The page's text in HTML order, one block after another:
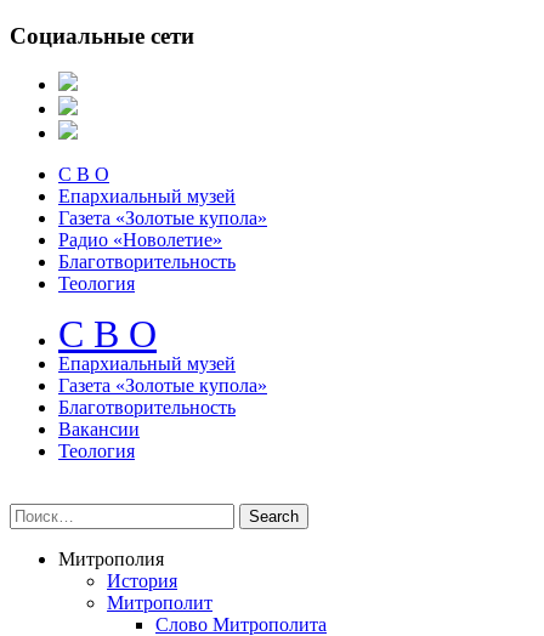
Социальные сети
С В О
Епархиальный музей
Газета «Золотые купола»
Радио «Новолетие»
Благотворительность
Теология
С В О
Епархиальный музeй
Газета «Золотые купола»
Благотворительность
Вакансии
Теология
Митрополия
История
Митрополит
Слово Митрополита